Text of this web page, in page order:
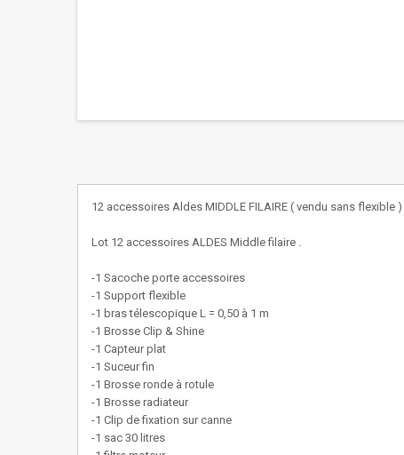
12 accessoires Aldes MIDDLE FILAIRE ( vendu sans flexible )
Lot 12 accessoires ALDES Middle filaire .
-1 Sacoche porte accessoires
-1 Support flexible
-1 bras télescopique L = 0,50 à 1 m
-1 Brosse Clip & Shine
-1 Capteur plat
-1 Suceur fin
-1 Brosse ronde à rotule
-1 Brosse radiateur
-1 Clip de fixation sur canne
-1 sac 30 litres